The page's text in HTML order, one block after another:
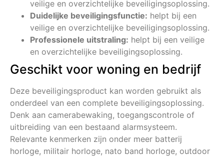
veilige en overzichtelijke beveiligingsoplossing.
Duidelijke beveiligingsfunctie: helpt bij een
veilige en overzichtelijke beveiligingsoplossing.
Professionele uitstraling: helpt bij een veilige
en overzichtelijke beveiligingsoplossing.
Geschikt voor woning en bedrijf
Deze beveiligingsproduct kan worden gebruikt als
onderdeel van een complete beveiligingsoplossing.
Denk aan camerabewaking, toegangscontrole of
uitbreiding van een bestaand alarmsysteem.
Relevante kenmerken zijn onder meer batterij
horloge, militair horloge, nato band horloge, outdoor